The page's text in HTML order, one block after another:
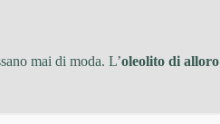
mai di moda. L’oleolito di alloro